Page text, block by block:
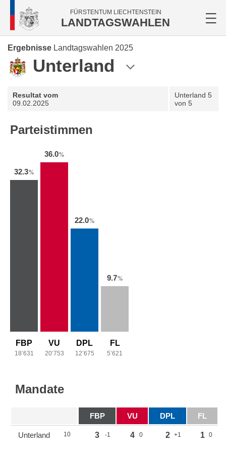
FÜRSTENTUM LIECHTENSTEIN
LANDTAGSWAHLEN
Ergebnisse Landtagswahlen 2025
Unterland
Resultat vom
09.02.2025
Unterland 5
von 5
Parteistimmen
32.3%
FBP
18’631
36.0%
VU
20’753
22.0%
DPL
12’675
9.7%
FL
5’621
Mandate
FBP VU DPL FL
Unterland 10 3 -1 4 0 2 +1 1 0